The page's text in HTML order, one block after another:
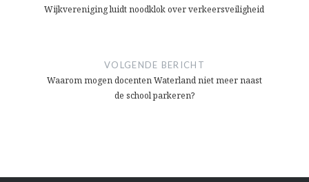
Wijkvereniging luidt noodklok over verkeersveiligheid
VOLGENDE BERICHT
Waarom mogen docenten Waterland niet meer naast
de school parkeren?